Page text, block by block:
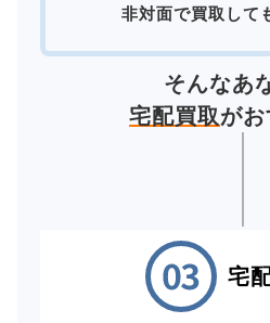
非対面で買取して
そんなあ
宅配買取がお
宅